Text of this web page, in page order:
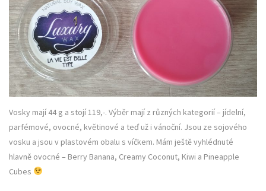
Vosky mají 44 g a stojí 119,-. Výběr mají z různých kategorií – jídelní,
parfémové, ovocné, květinové a teď už i vánoční. Jsou ze sojového
vosku a jsou v plastovém obalu s víčkem. Mám ještě vyhlédnuté
hlavně ovocné – Berry Banana, Creamy Coconut, Kiwi a Pineapple
Cubes